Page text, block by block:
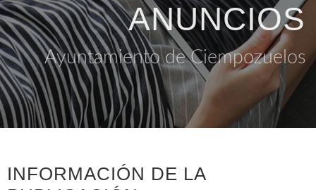
ANUNCIOS
Ayuntamiento de Ciempozuelos
INFORMACIÓN DE LA